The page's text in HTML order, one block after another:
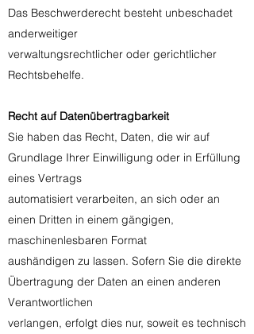
Das Beschwerderecht besteht unbeschadet
anderweitiger
verwaltungsrechtlicher oder gerichtlicher
Rechtsbehelfe.
Recht auf Datenübertragbarkeit
Sie haben das Recht, Daten, die wir auf
Grundlage Ihrer Einwilligung oder in Erfüllung
eines Vertrags
automatisiert verarbeiten, an sich oder an
einen Dritten in einem gängigen,
maschinenlesbaren Format
aushändigen zu lassen. Sofern Sie die direkte
Übertragung der Daten an einen anderen
Verantwortlichen
verlangen, erfolgt dies nur, soweit es technisch